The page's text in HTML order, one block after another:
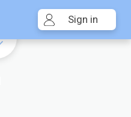
Sign in